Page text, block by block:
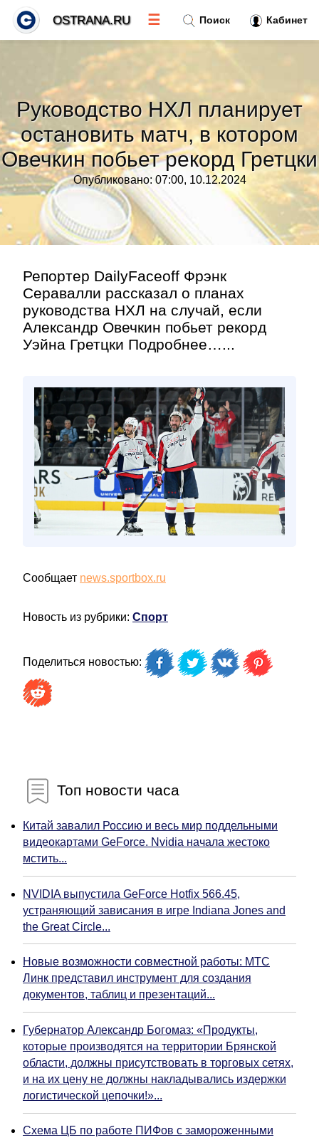
Руководство НХЛ планирует
остановить матч, в котором
Овечкин побьет рекорд Гретцки
Опубликовано: 07:00, 10.12.2024
Репортер DailyFaceoff Фрэнк
Серавалли рассказал о планах
руководства НХЛ на случай, если
Александр Овечкин побьет рекорд
Уэйна Гретцки Подробнее…...
Сообщает news.sportbox.ru
Новость из рубрики: Спорт
Поделиться новостью:
Топ новости часа
Китай завалил Россию и весь мир поддельными
видеокартами GeForce. Nvidia начала жестоко
мстить...
NVIDIA выпустила GeForce Hotfix 566.45,
устраняющий зависания в игре Indiana Jones and
the Great Circle...
Новые возможности совместной работы: МТС
Линк представил инструмент для создания
документов, таблиц и презентаций...
Губернатор Александр Богомаз: «Продукты,
которые производятся на территории Брянской
области, должны присутствовать в торговых сетях,
и на их цену не должны накладывались издержки
логистической цепочки!»...
Схема ЦБ по работе ПИФов с замороженными
Поиск Кабинет
OSTRANA.RU ☰
Тренды новостей»
Рубрики»
Правила
Контакт»